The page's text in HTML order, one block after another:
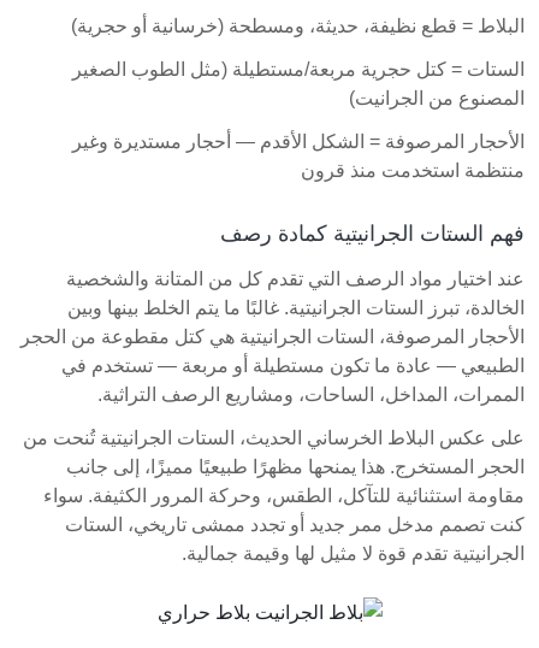
البلاط = قطع نظيفة، حديثة، ومسطحة (خرسانية أو حجرية)
الستات = كتل حجرية مربعة/مستطيلة (مثل الطوب الصغير
المصنوع من الجرانيت)
الأحجار المرصوفة = الشكل الأقدم — أحجار مستديرة وغير
منتظمة استخدمت منذ قرون
فهم الستات الجرانيتية كمادة رصف
عند اختيار مواد الرصف التي تقدم كل من المتانة والشخصية
الخالدة، تبرز الستات الجرانيتية. غالبًا ما يتم الخلط بينها وبين
الأحجار المرصوفة، الستات الجرانيتية هي كتل مقطوعة من الحجر
الطبيعي — عادة ما تكون مستطيلة أو مربعة — تستخدم في
الممرات، المداخل، الساحات، ومشاريع الرصف التراثية.
على عكس البلاط الخرساني الحديث، الستات الجرانيتية تُنحت من
الحجر المستخرج. هذا يمنحها مظهرًا طبيعيًا مميزًا، إلى جانب
مقاومة استثنائية للتآكل، الطقس، وحركة المرور الكثيفة. سواء
كنت تصمم مدخل ممر جديد أو تجدد ممشى تاريخي، الستات
الجرانيتية تقدم قوة لا مثيل لها وقيمة جمالية.